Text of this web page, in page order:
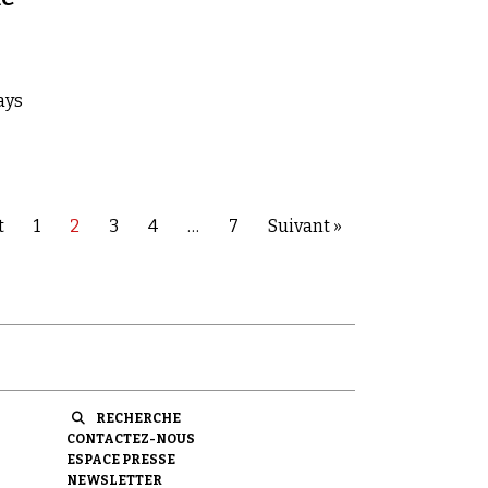
1 2 3 4 … 7 Suivant »
RECHERCHE
CONTACTEZ-NOUS
ESPACE PRESSE
NEWSLETTER